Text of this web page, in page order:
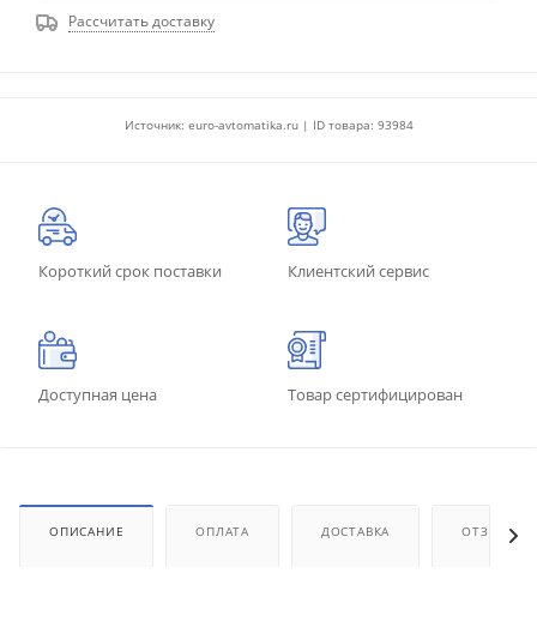
Рассчитать доставку
Источник: euro-avtomatika.ru | ID товара: 93984
Короткий срок поставки Клиентский сервис
Доступная цена Товар сертифицирован
ОПИСАНИЕ ОПЛАТА ДОСТАВКА ОТЗЫВЫ